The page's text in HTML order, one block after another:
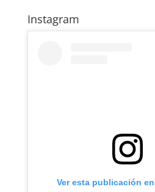
Instagram
Ver esta publicación